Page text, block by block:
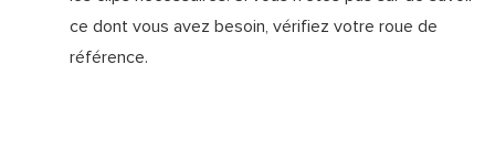
ce dont vous avez besoin, vérifiez votre roue de
référence.